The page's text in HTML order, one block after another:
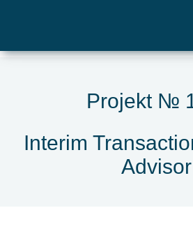
Projekt №
Interim
Advisor